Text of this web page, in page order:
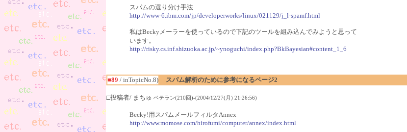
スパムの選り分け手法
http://www-6.ibm.com/jp/developerworks/linux/021129/j_l-spamf.html
私はBeckyメーラーを使っているので下記のツールを組み込んでみようと思って
います。
http://risky.cs.inf.shizuoka.ac.jp/~ynoguchi/index.php?BkBayesian#content_1_6
■89 / inTopicNo.8)
スパム解析のために参考になるページ2
□投稿者/ まちゅ ベテラン(210回)-(2004/12/27(月) 21:26:56)
Becky!用スパムメールフィルタAnnex
http://www.momose.com/hirofumi/computer/annex/index.html